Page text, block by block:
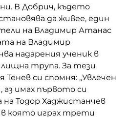
В Добрич, където
да живее, един
на Владимир Атанас
на Владимир
надарения ученик в
трупа. За тези
си спомня: „Увлечен
имах първото си
на Тодор Хаджистанчев
в която играх трети